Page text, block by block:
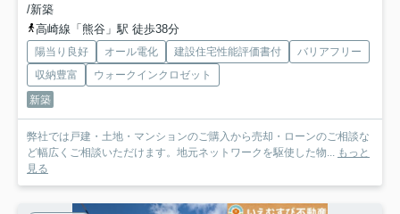
/新築
高崎線「熊谷」駅 徒歩38分
陽当り良好 オール電化 建設住宅性能評価書付
バリアフリー
収納豊富
ウォークインクロゼット
新築
弊社では戸建・土地・マンションのご購入から売却・ローンのご相談な
ど幅広くご相談いただけます。地元ネットワークを駆使した物...
もっと
見る